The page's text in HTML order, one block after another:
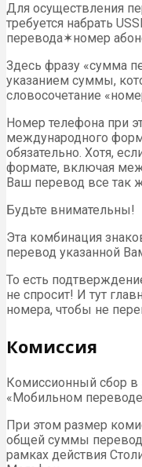
Для осуществления
требуется набрать
перевода✶номер
Здесь фразу «сумма
указанием суммы,
словосочетание
Номер телефона при
международного
обязательно. Хотя,
формате, включая
Ваш перевод все так
Будьте внимательны!
Эта комбинация
перевод указанной
То есть
не спросит! И тут
номера, чтобы не
Комиссия
Комиссионный сбор в
«Мобильном
При этом размер
общей суммы
рамках действия